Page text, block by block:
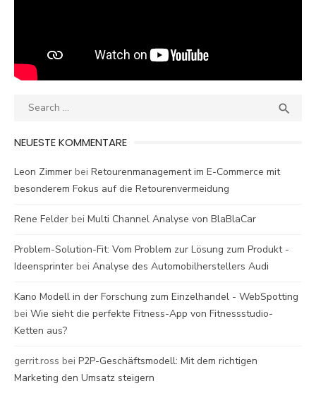
Search

NEUESTE KOMMENTARE
Leon Zimmer bei Retourenmanagement im E-Commerce mit
besonderem Fokus auf die Retourenvermeidung
Rene Felder bei Multi Channel Analyse von BlaBlaCar
Problem-Solution-Fit: Vom Problem zur Lösung zum Produkt -
Ideensprinter bei Analyse des Automobilherstellers Audi
Kano Modell in der Forschung zum Einzelhandel - WebSpotting
bei Wie sieht die perfekte Fitness-App von Fitnessstudio-
Ketten aus?
gerrit.ross bei P2P-Geschäftsmodell: Mit dem richtigen
Marketing den Umsatz steigern